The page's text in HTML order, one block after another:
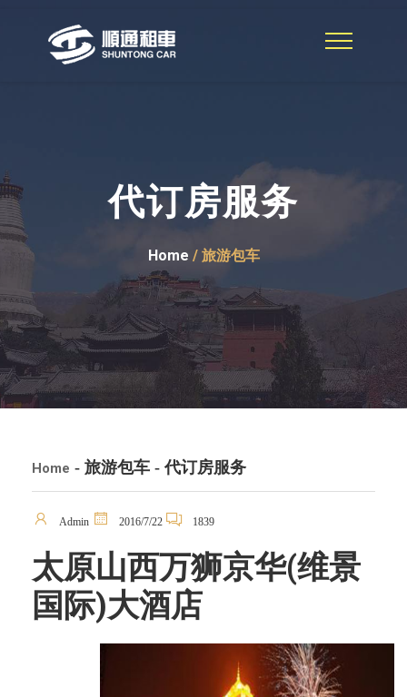
代订房服务
Home / 旅游包车
Home - 旅游包车 - 代订房服务
Admin 2016/7/22 1839
太原山西万狮京华(维景
国际)大酒店